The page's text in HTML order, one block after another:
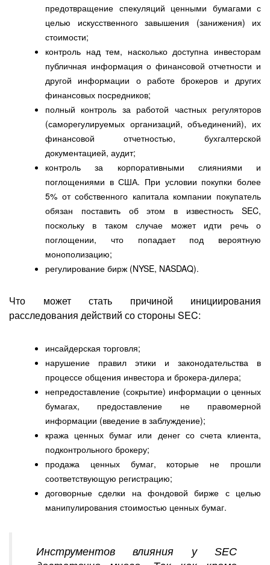
предотвращение спекуляций ценными бумагами с
целью искусственного завышения (занижения) их
стоимости;
контроль над тем, насколько доступна инвесторам
публичная информация о финансовой отчетности и
другой информации о работе брокеров и других
финансовых посредников;
полный контроль за работой частных регуляторов
(саморегулируемых организаций, объединений), их
финансовой отчетностью, бухгалтерской
документацией, аудит;
контроль за корпоративными слияниями и
поглощениями в США. При условии покупки более
5% от собственного капитала компании покупатель
обязан поставить об этом в известность SEC,
поскольку в таком случае может идти речь о
поглощении, что попадает под вероятную
монополизацию;
регулирование бирж (NYSE, NASDAQ).
Что может стать причиной инициирования
расследования действий со стороны SEC:
инсайдерская торговля;
нарушение правил этики и законодательства в
процессе общения инвестора и брокера-дилера;
непредоставление (сокрытие) информации о ценных
бумагах, предоставление не правомерной
информации (введение в заблуждение);
кража ценных бумаг или денег со счета клиента,
подконтрольного брокеру;
продажа ценных бумаг, которые не прошли
соответствующую регистрацию;
договорные сделки на фондовой бирже с целью
манипулирования стоимостью ценных бумаг.
Инструментов влияния у SEC